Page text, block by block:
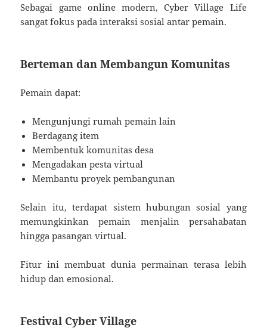
Sebagai game online modern, Cyber Village Life
sangat fokus pada interaksi sosial antar pemain.
Berteman dan Membangun Komunitas
Pemain dapat:
Mengunjungi rumah pemain lain
Berdagang item
Membentuk komunitas desa
Mengadakan pesta virtual
Membantu proyek pembangunan
Selain itu, terdapat sistem hubungan sosial yang
memungkinkan pemain menjalin persahabatan
hingga pasangan virtual.
Fitur ini membuat dunia permainan terasa lebih
hidup dan emosional.
Festival Cyber Village